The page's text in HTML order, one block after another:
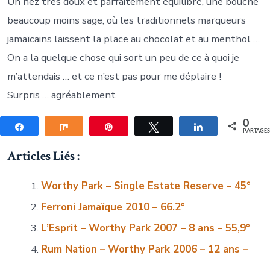
beaucoup moins sage, où les traditionnels marqueurs
jamaïcains laissent la place au chocolat et au menthol …
On a la quelque chose qui sort un peu de ce à quoi je
m’attendais … et ce n’est pas pour me déplaire !
Surpris … agréablement
Partagez Partagez Tweetez Partagez 0
PARTAGES
Articles Liés :
Worthy Park – Single Estate Reserve – 45°
Ferroni Jamaïque 2010 – 66.2°
L’Esprit – Worthy Park 2007 – 8 ans – 55,9°
Rum Nation – Worthy Park 2006 – 12 ans –